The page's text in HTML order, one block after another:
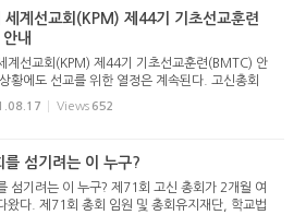
세계선교회(KPM) 제44기 기초선교훈련
내
계선교회(KPM) 제44기 기초선교훈련(BMTC) 안
황에도 선교를 위한 열정은 계속된다. 고신총회
(KPM)는 제44기 기초선교훈련(BMTC)을 아래와
다. 관심있는 분들은 KPM 선교훈련원으로 문의하
Views 652
를 섬기려는 이 누구?
섬기려는 이 누구? 제71회 고신 총회가 2개월 여
왔다. 제71회 총회 임원 및 총회유지재단, 학교법